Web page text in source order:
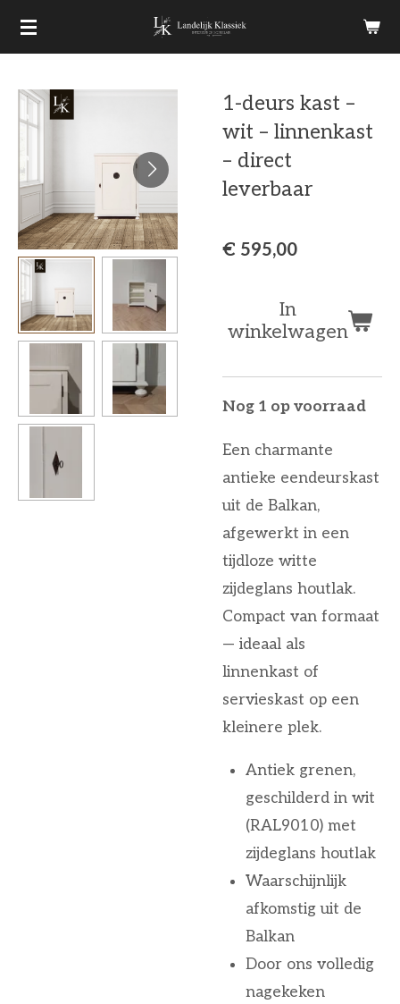
Ga
direct
hoofdinhoud
1-deurs kast –
wit – linnenkast
– direct
leverbaar
€ 595,00
In
winkelwagen
Nog 1 op voorraad
Een charmante
antieke eendeurskast
uit de Balkan,
afgewerkt in een
tijdloze witte
zijdeglans houtlak.
Compact van formaat
— ideaal als
linnenkast of
servieskast op een
kleinere plek.
Antiek grenen,
geschilderd in wit
(RAL9010) met
zijdeglans houtlak
Waarschijnlijk
afkomstig uit de
Balkan
Door ons volledig
nagekeken